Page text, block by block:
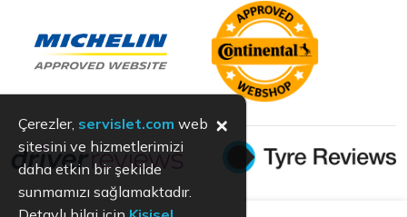
Çerezler, servislet.com web
sitesini ve hizmetlerimizi
daha etkin bir şekilde
sunmamızı sağlamaktadır.
×